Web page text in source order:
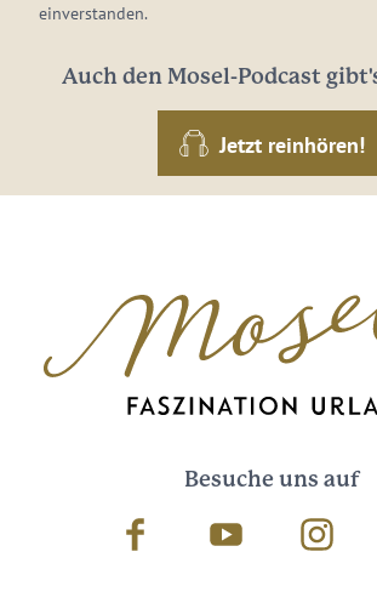
einverstanden.
Auch den Mosel-Podcast
Jetzt reinhören!
Besuche uns auf
Facebook Youtube